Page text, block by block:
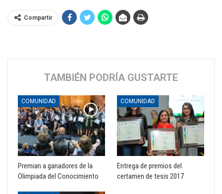
Compartir
TAMBIÉN PODRÍA GUSTARTE
COMUNIDAD
Premian a ganadores de la
Olimpiada del Conocimiento
COMUNIDAD
Entrega de premios del
certamen de tesis 2017